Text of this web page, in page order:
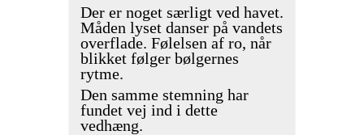
Der er noget særligt ved havet.
Måden lyset danser på vandets
overflade. Følelsen af ro, når
blikket følger bølgernes
rytme.
Den samme stemning har
fundet vej ind i dette
vedhæng.